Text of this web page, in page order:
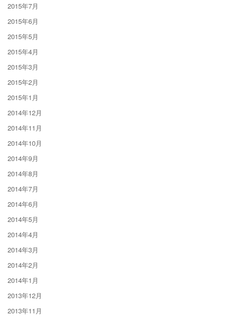
2015年7月
2015年6月
2015年5月
2015年4月
2015年3月
2015年2月
2015年1月
2014年12月
2014年11月
2014年10月
2014年9月
2014年8月
2014年7月
2014年6月
2014年5月
2014年4月
2014年3月
2014年2月
2014年1月
2013年12月
2013年11月